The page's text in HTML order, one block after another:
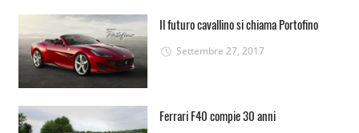
Il futuro cavallino si chiama Portofino
Settembre 27, 2017
Ferrari F40 compie 30 anni